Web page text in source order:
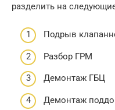
разделить на
Подрыв
Разбор ГРМ
Демонтаж ГБЦ
Демонтаж